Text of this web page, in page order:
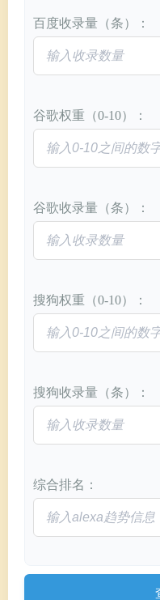
百度收录量（条）：
谷歌权重（0-10）：
谷歌收录量（条）：
搜狗权重（0-10）：
搜狗收录量（条）：
综合排名：